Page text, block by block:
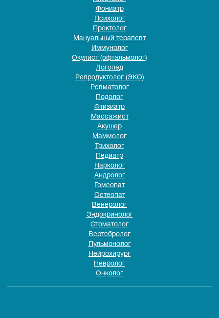
Фониатр
Психолог
Проктолог
Мануальный терапевт
Иммунолог
Окулист (офтальмолог)
Логопед
Репродуктолог (ЭКО)
Ревматолог
Подолог
Фтизиатр
Массажист
Акушер
Маммолог
Трихолог
Педиатр
Нарколог
Андролог
Гомеопат
Остеопат
Венеролог
Эндокринолог
Стоматолог
Вертебролог
Пульмонолог
Нейрохирург
Невролог
Онколог